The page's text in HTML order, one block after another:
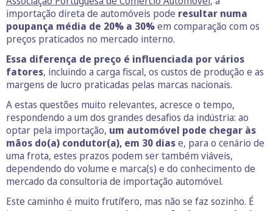
importação direta de automóveis pode resultar numa
poupança média de 20% a 30%em comparação com os
preços praticados no mercado interno.
Essa diferença de preço é influenciada por vários
fatores, incluindo a carga fiscal, os custos de produção e as
margens de lucro praticadas pelas marcas nacionais.
A estas questões muito relevantes, acresce o tempo,
respondendo a um dos grandes desafios da indústria: ao
optar pela importação, um automóvel pode chegar às
mãos do(a) condutor(a), em 30 diase, para o cenário de
uma frota, estes prazos podem ser também viáveis,
dependendo do volume e marca(s) e do conhecimento de
mercado da consultoria de importação automóvel.
Este caminho é muito frutífero, mas não se faz sozinho. É